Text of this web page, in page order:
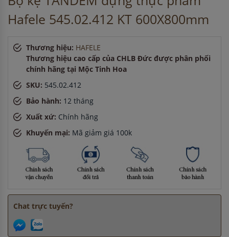
Anh Quang- ở Hà Nội đã đặt bếp từ cách đây 5 giờ
Anh Minh -ở TP. Hồ Chí Minh đã mua chậu vòi rửa bát cách
Chị Lan
Chị Lan - ở Hải Phòng đã đặt máy hút mùi cách đây 2 giờ
Anh Tuấn -ở Bình Dương đã mua chậu vòi rửa bát cách đây
Hafele 545.02.412 KT 600X800mm
Thương hiệu: HAFELE
Thương hiệu cao cấp của CHLB Đức được phân phối
chính hãng tại Mộc Tinh Hoa
SKU: 545.02.412
Bảo hành: 12 tháng
Xuất xứ: Chính hãng
Khuyến mại: Mã giảm giá 100k
Chat trực tuyến?